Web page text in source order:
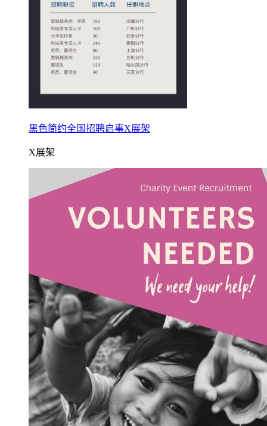
黑色简约全国招聘启事X展架
X展架